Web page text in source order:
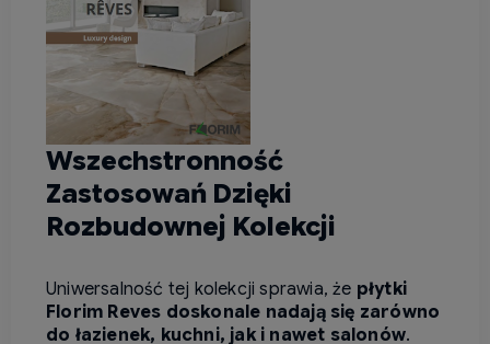
Wszechstronność
Zastosowań Dzięki
Rozbudownej Kolekcji
Uniwersalność tej kolekcji sprawia, że płytki
Florim Reves doskonale nadają się zarówno
do łazienek, kuchni, jak i nawet salonów.